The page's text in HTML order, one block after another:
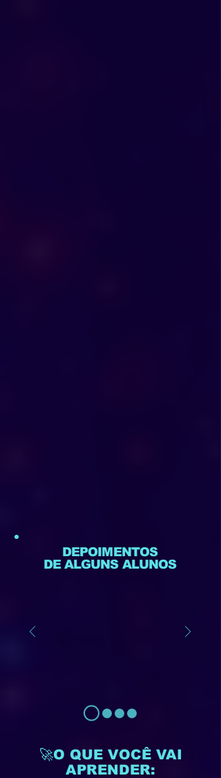
DEPOIMENTOS
DE ALGUNS ALUNOS
🚀O QUE VOCÊ VAI
APRENDER: